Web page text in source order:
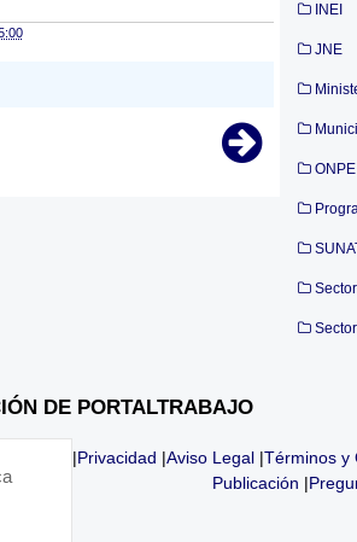
INEI
JNE
ONPE
DE PORTALTRABAJO
|Privacidad |Aviso Legal |Términos y
Publicación |